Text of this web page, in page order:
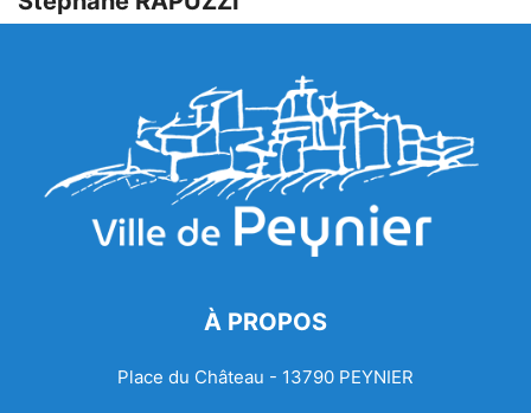
À PROPOS
Place du Château - 13790 PEYNIER